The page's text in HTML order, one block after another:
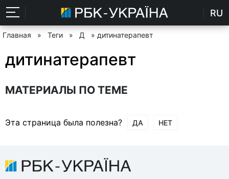
RU
Главная » Теги » Д » дитинатерапевт
дитинатерапевт
МАТЕРИАЛЫ ПО ТЕМЕ
Эта страница была полезна? ДА НЕТ